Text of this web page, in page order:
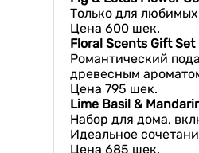
Только для
Цена 600 шек.
Floral Scents Gift Set
Романтический
древесным
Цена 795 шек.
Lime Basil &
Набор для дома,
Идеальное
Цена 685 шек.